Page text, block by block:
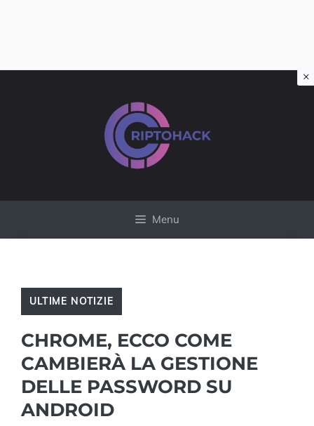
Menu
ULTIME NOTIZIE
CHROME, ECCO COME
CAMBIERÀ LA GESTIONE
DELLE PASSWORD SU
ANDROID
×